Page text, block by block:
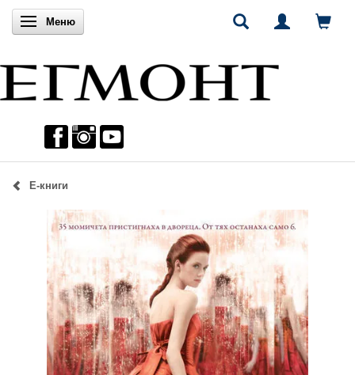
Включи навигацията
Меню
Е-книги